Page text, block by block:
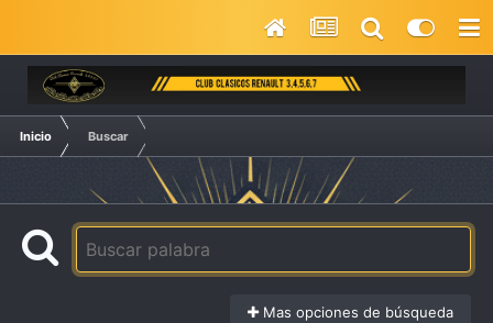
Inicio Buscar
Mas opciones de búsqueda